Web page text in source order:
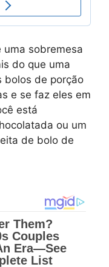
uma sobremesa
do que uma
bolos de porção
e se faz eles em
está
ou um
de bolo de